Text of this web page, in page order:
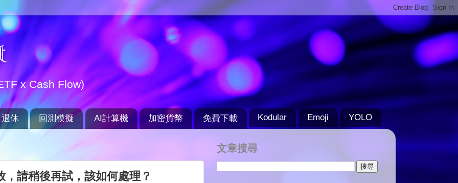
x Cash Flow)
退休 回測模擬 AI計算機 加密貨幣 免費下載 Kodular Emoji YOLO
，請稍後再試，該如何處理？
文章搜尋